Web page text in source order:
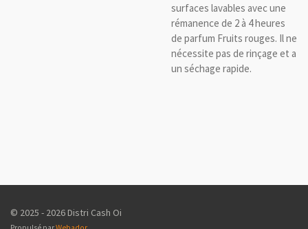
surfaces lavables avec une
rémanence de 2 à 4 heures
de parfum Fruits rouges. Il ne
nécessite pas de rinçage et a
un séchage rapide.
© 2025 - 2026 Distri Cash Oi